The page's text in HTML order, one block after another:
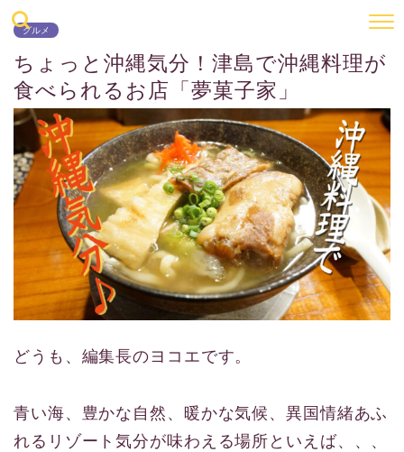
グルメ
ちょっと沖縄気分！津島で沖縄料理が
食べられるお店「夢菓子家」
どうも、編集長のヨコエです。
青い海、豊かな自然、暖かな気候、異国情緒あふ
れるリゾート気分が味わえる場所といえば、、、